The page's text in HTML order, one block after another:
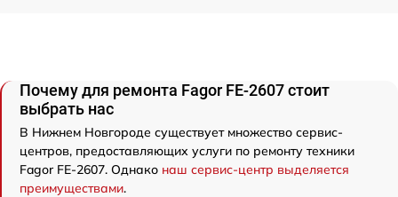
Почему для ремонта Fagor FE-2607 стоит
выбрать нас
В Нижнем Новгороде существует множество сервис-
центров, предоставляющих услуги по ремонту техники
Fagor FE-2607. Однако наш сервис-центр выделяется
преимуществами.